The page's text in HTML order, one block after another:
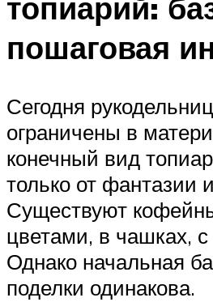
топиарий:
пошаговая
Сегодня
ограничены в
конечный вид
только от фантазии
Существуют
цветами, в чашках,
Однако начальная
поделки одинакова.